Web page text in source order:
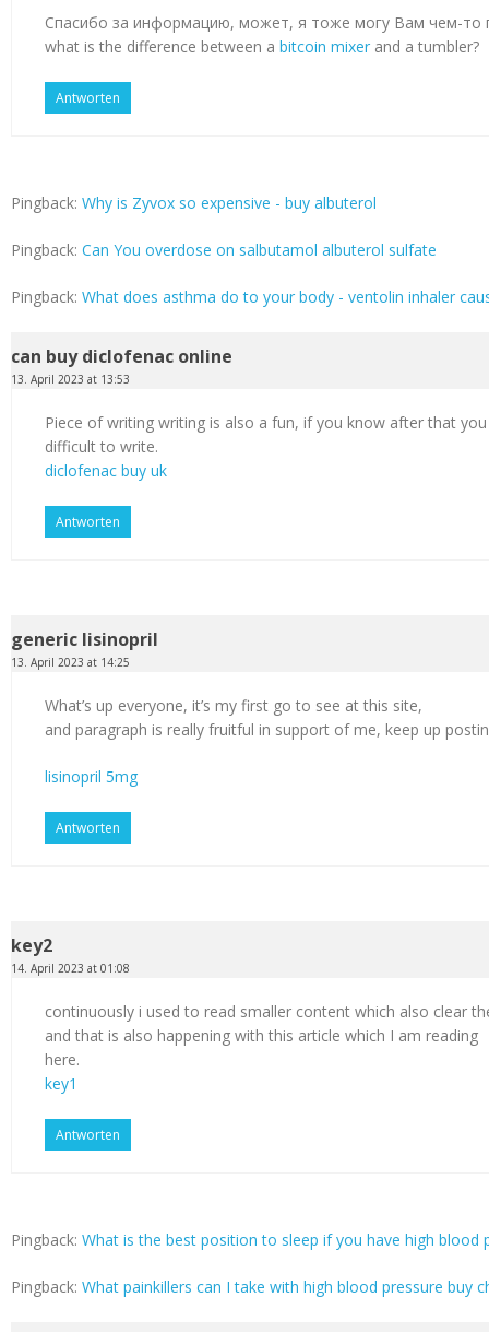
Спасибо за информацию, может, я тоже могу Вам чем-то
what is the difference between a bitcoin mixer and a tumbler?
Antworten
Pingback: Why is Zyvox so expensive - buy albuterol
Pingback: Can You overdose on salbutamol albuterol sulfate
Pingback: What does asthma do to your body - ventolin inhaler
can buy diclofenac online
13. April 2023 at 13:53
Piece of writing writing is also a fun, if you know after that
difficult to write.
diclofenac buy uk
Antworten
generic lisinopril
13. April 2023 at 14:25
What’s up everyone, it’s my first go to see at this site,
and paragraph is really fruitful in support of me, keep up
lisinopril 5mg
Antworten
key2
14. April 2023 at 01:08
continuously i used to read smaller content which also clear
and that is also happening with this article which I am reading
here.
key1
Antworten
Pingback: What is the best position to sleep if you have high blood
Pingback: What painkillers can I take with high blood pressure buy